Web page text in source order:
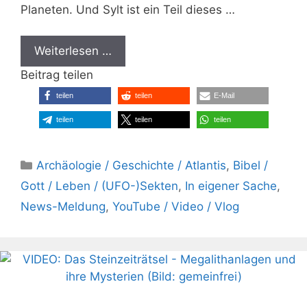
Planeten. Und Sylt ist ein Teil dieses …
Weiterlesen …
Beitrag teilen
teilen teilen E-Mail
teilen teilen teilen
Kategorien
Archäologie / Geschichte / Atlantis, Bibel /
Gott / Leben / (UFO-)Sekten, In eigener Sache,
News-Meldung, YouTube / Video / Vlog